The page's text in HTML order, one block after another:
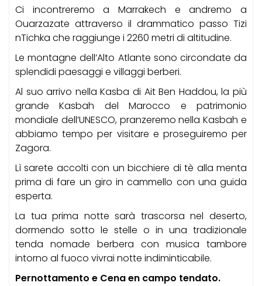
Ci incontreremo a Marrakech e andremo a
Ouarzazate attraverso il drammatico passo Tizi
nTichka che raggiunge i 2260 metri di altitudine.
Le montagne dell’Alto Atlante sono circondate da
splendidi paesaggi e villaggi berberi.
Al suo arrivo nella Kasba di Ait Ben Haddou, la più
grande Kasbah del Marocco e patrimonio
mondiale dell’UNESCO, pranzeremo nella Kasbah e
abbiamo tempo per visitare e proseguiremo per
Zagora.
Lì sarete accolti con un bicchiere di tè alla menta
prima di fare un giro in cammello con una guida
esperta.
La tua prima notte sarà trascorsa nel deserto,
dormendo sotto le stelle o in una tradizionale
tenda nomade berbera con musica tambore
intorno al fuoco vivrai notte indiminticabile.
Pernottamento e Cena en campo tendato.